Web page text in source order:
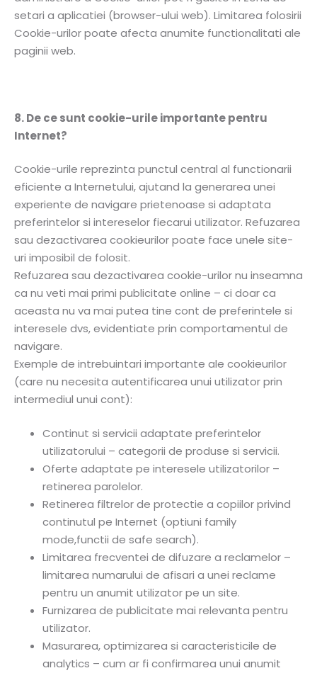
setari a aplicatiei (browser-ului web). Limitarea folosirii
Cookie-urilor poate afecta anumite functionalitati ale
paginii web.
8. De ce sunt cookie-urile importante pentru
Internet?
Cookie-urile reprezinta punctul central al functionarii
eficiente a Internetului, ajutand la generarea unei
experiente de navigare prietenoase si adaptata
preferintelor si intereselor fiecarui utilizator. Refuzarea
sau dezactivarea cookieurilor poate face unele site-
uri imposibil de folosit.
Refuzarea sau dezactivarea cookie-urilor nu inseamna
ca nu veti mai primi publicitate online – ci doar ca
aceasta nu va mai putea tine cont de preferintele si
interesele dvs, evidentiate prin comportamentul de
navigare.
Exemple de intrebuintari importante ale cookieurilor
(care nu necesita autentificarea unui utilizator prin
intermediul unui cont):
Continut si servicii adaptate preferintelor
utilizatorului – categorii de produse si servicii.
Oferte adaptate pe interesele utilizatorilor –
retinerea parolelor.
Retinerea filtrelor de protectie a copiilor privind
continutul pe Internet (optiuni family
mode,functii de safe search).
Limitarea frecventei de difuzare a reclamelor –
limitarea numarului de afisari a unei reclame
pentru un anumit utilizator pe un site.
Furnizarea de publicitate mai relevanta pentru
utilizator.
Masurarea, optimizarea si caracteristicile de
analytics – cum ar fi confirmarea unui anumit